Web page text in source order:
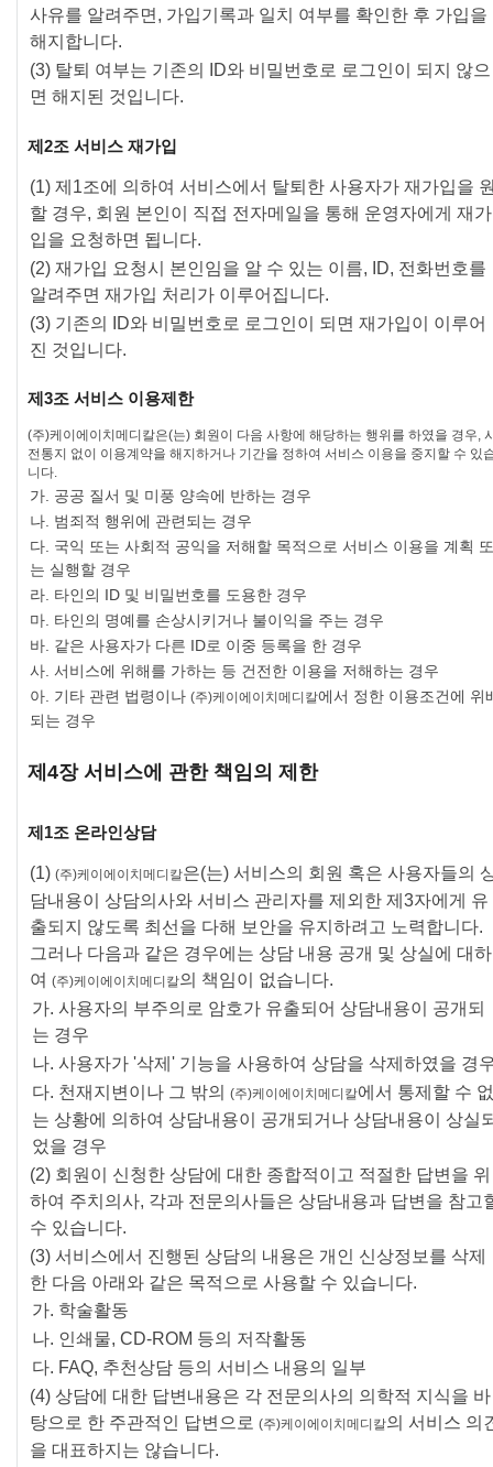
사유를 알려주면, 가입기록과 일치 여부를 확인한 후 가입을
해지합니다.
(3) 탈퇴 여부는 기존의 ID와 비밀번호로 로그인이 되지 않으
면 해지된 것입니다.
제2조 서비스 재가입
(1) 제1조에 의하여 서비스에서 탈퇴한 사용자가 재가입을
할 경우, 회원 본인이 직접 전자메일을 통해 운영자에게 재가
입을 요청하면 됩니다.
(2) 재가입 요청시 본인임을 알 수 있는 이름, ID, 전화번호를
알려주면 재가입 처리가 이루어집니다.
(3) 기존의 ID와 비밀번호로 로그인이 되면 재가입이 이루어
진 것입니다.
제3조 서비스 이용제한
(주)케이에이치메디칼은(는) 회원이 다음 사항에 해당하는 행위를 하였을 경우,
전통지 없이 이용계약을 해지하거나 기간을 정하여 서비스 이용을 중지할 수 있
니다.
가. 공공 질서 및 미풍 양속에 반하는 경우
나. 범죄적 행위에 관련되는 경우
다. 국익 또는 사회적 공익을 저해할 목적으로 서비스 이용을 계획 또
는 실행할 경우
라. 타인의 ID 및 비밀번호를 도용한 경우
마. 타인의 명예를 손상시키거나 불이익을 주는 경우
바. 같은 사용자가 다른 ID로 이중 등록을 한 경우
사. 서비스에 위해를 가하는 등 건전한 이용을 저해하는 경우
아. 기타 관련 법령이나 (주)케이에이치메디칼에서 정한 이용조건에 위
되는 경우
제4장 서비스에 관한 책임의 제한
제1조 온라인상담
(1) (주)케이에이치메디칼은(는) 서비스의 회원 혹은 사용자들의
담내용이 상담의사와 서비스 관리자를 제외한 제3자에게 유
출되지 않도록 최선을 다해 보안을 유지하려고 노력합니다.
그러나 다음과 같은 경우에는 상담 내용 공개 및 상실에 대하
여 (주)케이에이치메디칼의 책임이 없습니다.
가. 사용자의 부주의로 암호가 유출되어 상담내용이 공개되
는 경우
나. 사용자가 '삭제' 기능을 사용하여 상담을 삭제하였을 경
다. 천재지변이나 그 밖의 (주)케이에이치메디칼에서 통제할 수 없
는 상황에 의하여 상담내용이 공개되거나 상담내용이 상실
었을 경우
(2) 회원이 신청한 상담에 대한 종합적이고 적절한 답변을 위
하여 주치의사, 각과 전문의사들은 상담내용과 답변을 참고
수 있습니다.
(3) 서비스에서 진행된 상담의 내용은 개인 신상정보를 삭제
한 다음 아래와 같은 목적으로 사용할 수 있습니다.
가. 학술활동
나. 인쇄물, CD-ROM 등의 저작활동
다. FAQ, 추천상담 등의 서비스 내용의 일부
(4) 상담에 대한 답변내용은 각 전문의사의 의학적 지식을 바
탕으로 한 주관적인 답변으로 (주)케이에이치메디칼의 서비스 의
을 대표하지는 않습니다.